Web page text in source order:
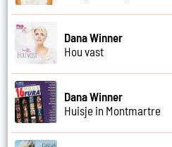
Dana Winner
Hou vast
Dana Winner
Huisje in Montmartre